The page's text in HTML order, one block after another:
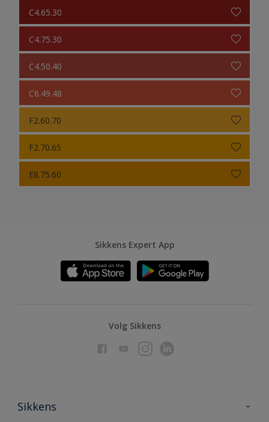
C4.65.30
C4.75.30
C4.50.40
C6.49.48
F2.60.70
F2.70.65
E8.75.60
Sikkens Expert App
Volg Sikkens
Sikkens